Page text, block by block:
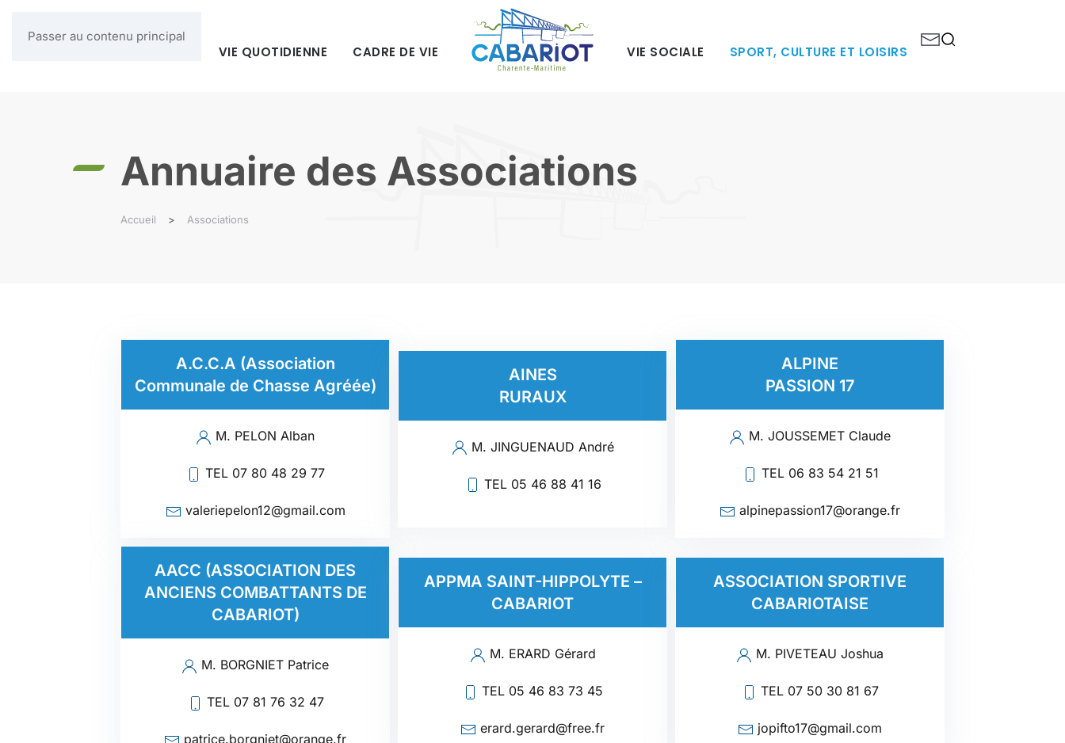
Passer au contenu principal
VIE QUOTIDIENNE CADRE DE VIE VIE SOCIALE SPORT, CULTURE ET LOISIRS
Annuaire des Associations
Accueil Associations
A.C.C.A (Association
Communale de Chasse Agréée)
M. PELON Alban
TEL 07 80 48 29 77
valeriepelon12@gmail.com
AINES
RURAUX
M. JINGUENAUD André
TEL 05 46 88 41 16
ALPINE
PASSION 17
M. JOUSSEMET Claude
TEL 06 83 54 21 51
alpinepassion17@orange.fr
AACC (ASSOCIATION DES
ANCIENS COMBATTANTS DE
CABARIOT)
M. BORGNIET Patrice
TEL 07 81 76 32 47
patrice.borgniet@orange.fr
APPMA SAINT-HIPPOLYTE –
CABARIOT
M. ERARD Gérard
TEL 05 46 83 73 45
erard.gerard@free.fr
ASSOCIATION SPORTIVE
CABARIOTAISE
M. PIVETEAU Joshua
TEL 07 50 30 81 67
jopifto17@gmail.com